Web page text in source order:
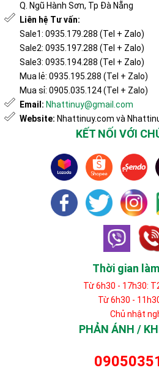
Q. Ngũ Hành Sơn, Tp Đà Nẵng
Liên hệ Tư vấn:
Sale1: 0935.179.288 (Tel + Zalo)
Sale2: 0935.197.288 (Tel + Zalo)
Sale3: 0935.194.288 (Tel + Zalo)
Mua lẻ: 0935.195.288 (Tel + Zalo)
Mua sỉ: 0905.035.124 (Tel + Zalo)
Email: Nhattinuy@gmail.com
Website: Nhattinuy.com và
KẾT NỐI VỚI
Thời gian
Từ 6h30 - 17h30:
Từ 6h30 -
Chủ nhật
PHẢN ÁNH /